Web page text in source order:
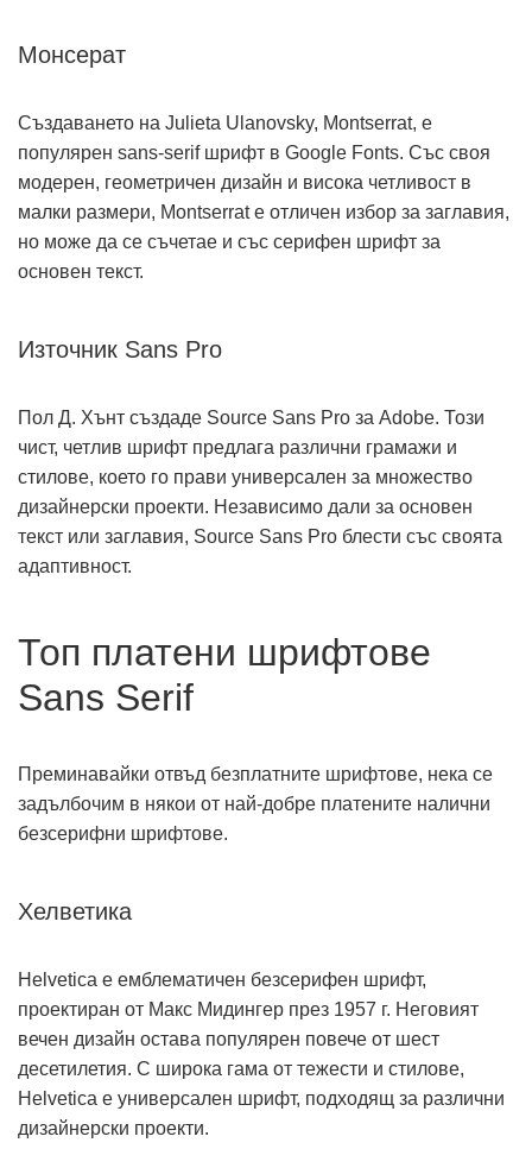
Монсерат
Създаването на Julieta Ulanovsky, Montserrat, е
популярен sans-serif шрифт в Google Fonts. Със своя
модерен, геометричен дизайн и висока четливост в
малки размери, Montserrat е отличен избор за заглавия,
но може да се съчетае и със серифен шрифт за
основен текст.
Източник Sans Pro
Пол Д. Хънт създаде Source Sans Pro за Adobe. Този
чист, четлив шрифт предлага различни грамажи и
стилове, което го прави универсален за множество
дизайнерски проекти. Независимо дали за основен
текст или заглавия, Source Sans Pro блести със своята
адаптивност.
Топ платени шрифтове
Sans Serif
Преминавайки отвъд безплатните шрифтове, нека се
задълбочим в някои от най-добре платените налични
безсерифни шрифтове.
Хелветика
Helvetica е емблематичен безсерифен шрифт,
проектиран от Макс Мидингер през 1957 г. Неговият
вечен дизайн остава популярен повече от шест
десетилетия. С широка гама от тежести и стилове,
Helvetica е универсален шрифт, подходящ за различни
дизайнерски проекти.